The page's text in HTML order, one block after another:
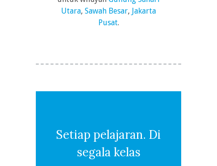
Utara, Sawah Besar, Jakarta
Pusat.
Setiap pelajaran. Di
segala kelas